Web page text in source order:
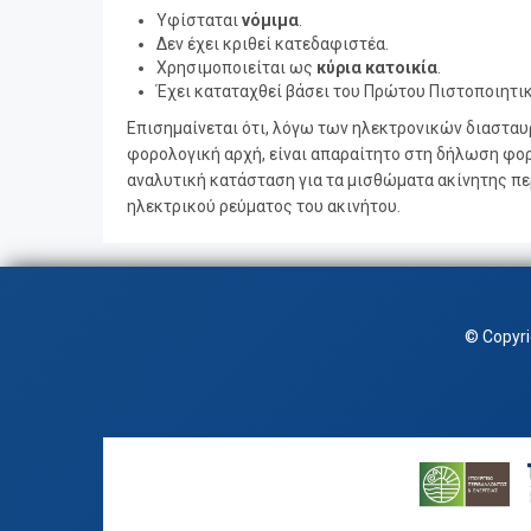
Υφίσταταινόμιμα.
Δεν έχει κριθεί κατεδαφιστέα.
Χρησιμοποιείται ως κύρια κατοικία.
Έχει καταταχθεί βάσει του Πρώτου
Επισημαίνεται ότι, λόγω των ηλεκτρονικών
φορολογική αρχή, είναι απαραίτητο στη δήλωση
αναλυτική κατάσταση για τα μισθώματα ακίνητης
ηλεκτρικού ρεύματος του ακινήτου.
©